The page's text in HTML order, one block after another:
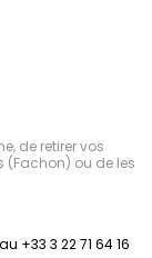
de retirer vos
(Fachon) ou de les
+33 3 22 71 64 16